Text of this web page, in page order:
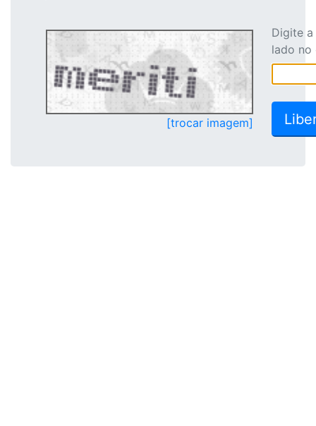
[trocar imagem]
Digite
lado no